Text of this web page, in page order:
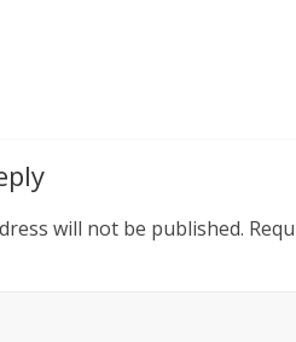
will not be published.